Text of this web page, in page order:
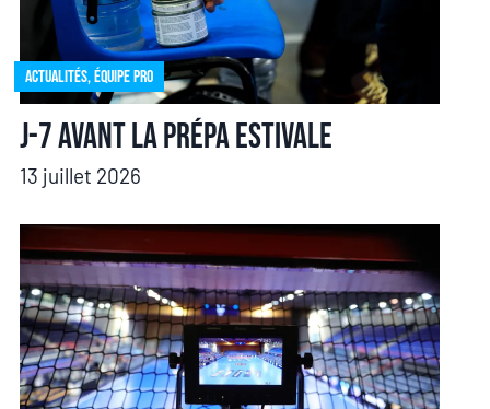
Actualités,Équipe pro
J-7 avant la prépa estivale
13 juillet 2026